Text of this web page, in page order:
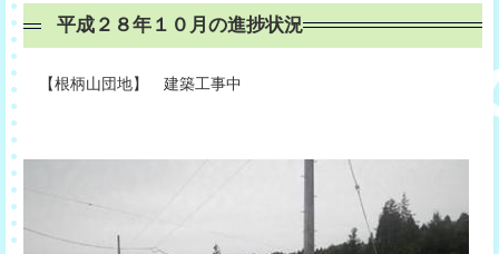
平成２８年１０月の進捗状況
【根柄山団地】 建築工事中